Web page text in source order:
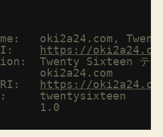
oki2a24.com,
https://
Twenty Sixteen テーマ
oki2a24.com
https://
twentysixteen
1.0